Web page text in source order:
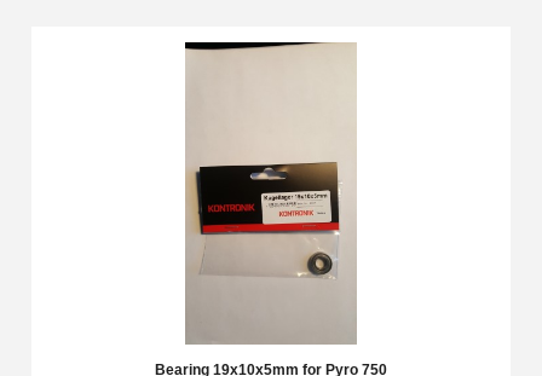
Bearing 19x10x5mm for Pyro 750